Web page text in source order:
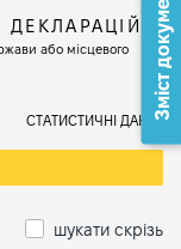
або місцевого
СТАТИСТИЧНІ ДАНІ
шукати скрізь
Зміст документа